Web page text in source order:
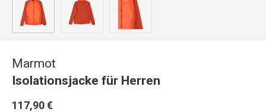
Bild 1 in Galerieansicht laden
Marmot
Isolationsjacke für Herren
117,90 €